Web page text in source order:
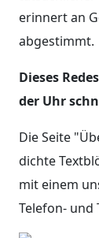
erinnert an
abgestimmt.
Dieses
der Uhr
Die Seite
dichte
mit einem
Telefon- und